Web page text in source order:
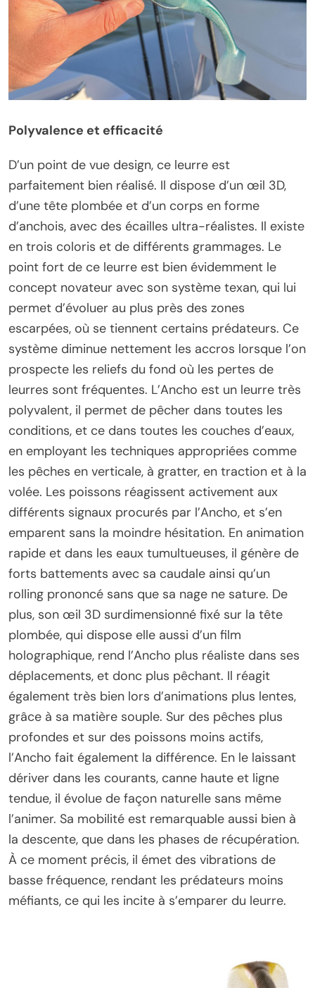
Polyvalence et efficacité
D’un point de vue design, ce leurre est
parfaitement bien réalisé. Il dispose d’un œil 3D,
d’une tête plombée et d’un corps en forme
d’anchois, avec des écailles ultra-réalistes. Il existe
en trois coloris et de différents grammages. Le
point fort de ce leurre est bien évidemment le
concept novateur avec son système texan, qui lui
permet d’évoluer au plus près des zones
escarpées, où se tiennent certains prédateurs. Ce
système diminue nettement les accros lorsque l’on
prospecte les reliefs du fond où les pertes de
leurres sont fréquentes. L’Ancho est un leurre très
polyvalent, il permet de pêcher dans toutes les
conditions, et ce dans toutes les couches d’eaux,
en employant les techniques appropriées comme
les pêches en verticale, à gratter, en traction et à la
volée. Les poissons réagissent activement aux
différents signaux procurés par l’Ancho, et s’en
emparent sans la moindre hésitation. En animation
rapide et dans les eaux tumultueuses, il génère de
forts battements avec sa caudale ainsi qu’un
rolling prononcé sans que sa nage ne sature. De
plus, son œil 3D surdimensionné fixé sur la tête
plombée, qui dispose elle aussi d’un film
holographique, rend l’Ancho plus réaliste dans ses
déplacements, et donc plus pêchant. Il réagit
également très bien lors d’animations plus lentes,
grâce à sa matière souple. Sur des pêches plus
profondes et sur des poissons moins actifs,
l’Ancho fait également la différence. En le laissant
dériver dans les courants, canne haute et ligne
tendue, il évolue de façon naturelle sans même
l’animer. Sa mobilité est remarquable aussi bien à
la descente, que dans les phases de récupération.
À ce moment précis, il émet des vibrations de
basse fréquence, rendant les prédateurs moins
méfiants, ce qui les incite à s’emparer du leurre.